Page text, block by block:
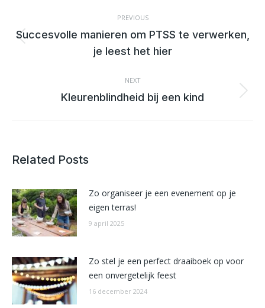
PREVIOUS
Previous
post:
Succesvolle manieren om PTSS te verwerken,
je leest het hier
NEXT
Next
Kleurenblindheid bij een kind
Related Posts
Zo organiseer je een evenement op je
eigen terras!
9 april 2025
Zo stel je een perfect draaiboek op voor
een onvergetelijk feest
16 december 2024